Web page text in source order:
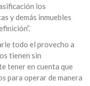
los
y demás inmuebles
todo el provecho a
tienen sin
tener en cuenta que
para operar de manera